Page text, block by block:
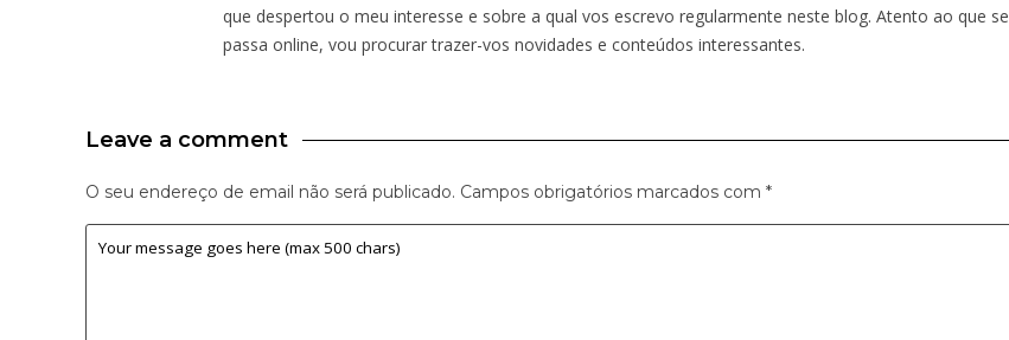
que despertou o meu interesse e sobre a qual vos escrevo regularmente neste blog. Atento ao que se
passa online, vou procurar trazer-vos novidades e conteúdos interessantes.
Leave a comment
O seu endereço de email não será publicado. Campos obrigatórios marcados com *